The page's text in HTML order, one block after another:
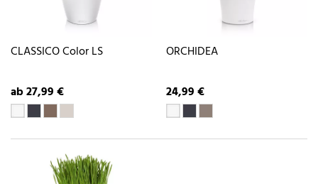
CLASSICO Color LS
ab 27,99 €
ORCHIDEA
24,99 €